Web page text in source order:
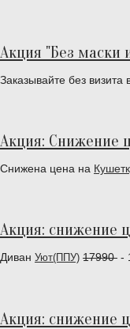
Акция "Без маски
Заказывайте без
Акция: Снижение
Снижена цена на
Акция: снижение
Диван Уют(ППУ) 17990 -
Акция: снижение